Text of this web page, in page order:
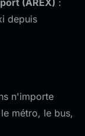
(AREX) :
depuis
n'importe
métro, le bus,